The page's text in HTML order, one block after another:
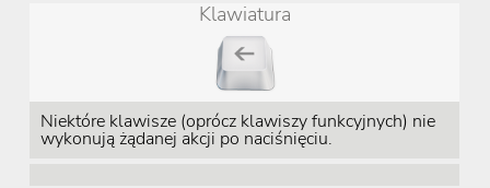
Klawiatura
Niektóre klawisze (oprócz klawiszy funkcyjnych) nie
wykonują żądanej akcji po naciśnięciu.